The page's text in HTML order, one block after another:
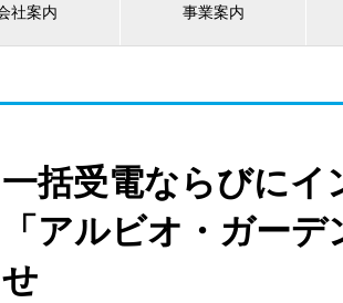
社案内 事業案内
一括受電ならびにイ
「アルビオ・ガー
せ